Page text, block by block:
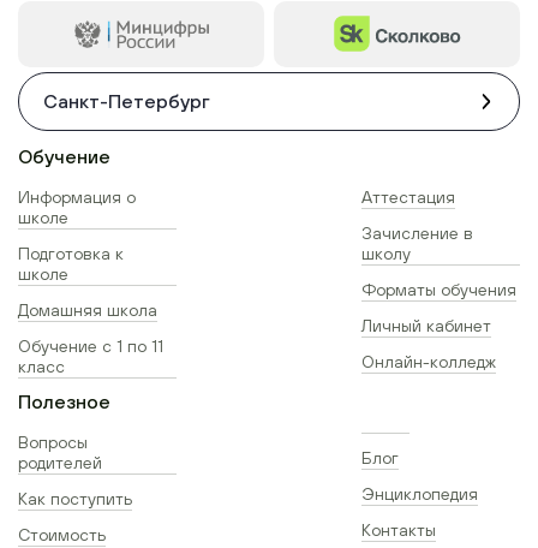
Санкт-Петербург
Обучение
Информация о
школе
Подготовка к
школе
Домашняя школа
Обучение с 1 по 11
класс
Аттестация
Зачисление в
школу
Форматы обучения
Личный кабинет
Онлайн-колледж
Полезное
Вопросы
родителей
Как поступить
Стоимость
Блог
Энциклопедия
Контакты